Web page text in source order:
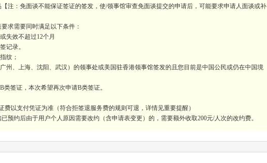
注：免面谈不能保证签证的签发，使/领事馆审查免面谈提交的申请后，可能要求申请人面谈或补
求需要同时满足以下条件：
失效不超过12个月
记录。
纹；
、上海、沈阳、武汉）的领事处或美国驻香港领事馆签发的且您目前是中国公民或仍在中国境
签证，本次希望再次申请B类签证。
以支付凭证为准（符合拒签退服务费的规则可退，详情见重要提醒）
预约后由于用户个人原因需要改约（含申请表变更）的，需要额外收取200元/人次的改约费。